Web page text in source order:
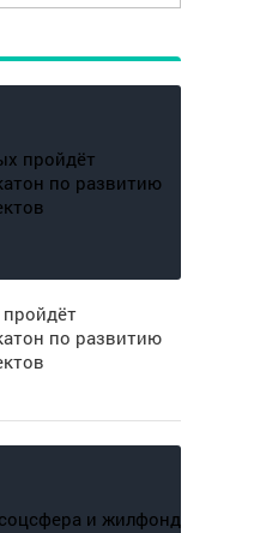
по развитию